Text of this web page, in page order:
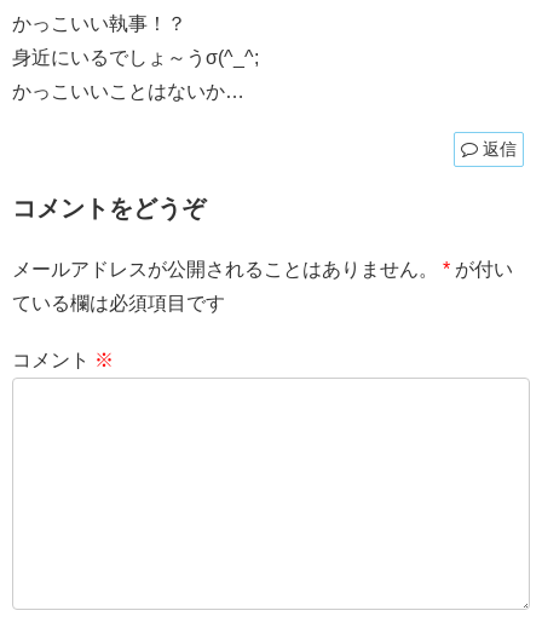
かっこいい執事！？
身近にいるでしょ～うσ(^_^;
かっこいいことはないか…
返信
コメントをどうぞ
メールアドレスが公開されることはありません。 * が付い
ている欄は必須項目です
コメント ※